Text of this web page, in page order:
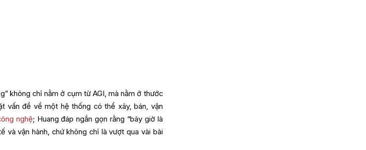
không chỉ nằm ở cụm từ AGI, mà nằm ở thước
vấn đề về một hệ thống có thể xây, bán, vận
nghệ; Huang đáp ngắn gọn rằng “bây giờ là
và vận hành, chứ không chỉ là vượt qua vài bài